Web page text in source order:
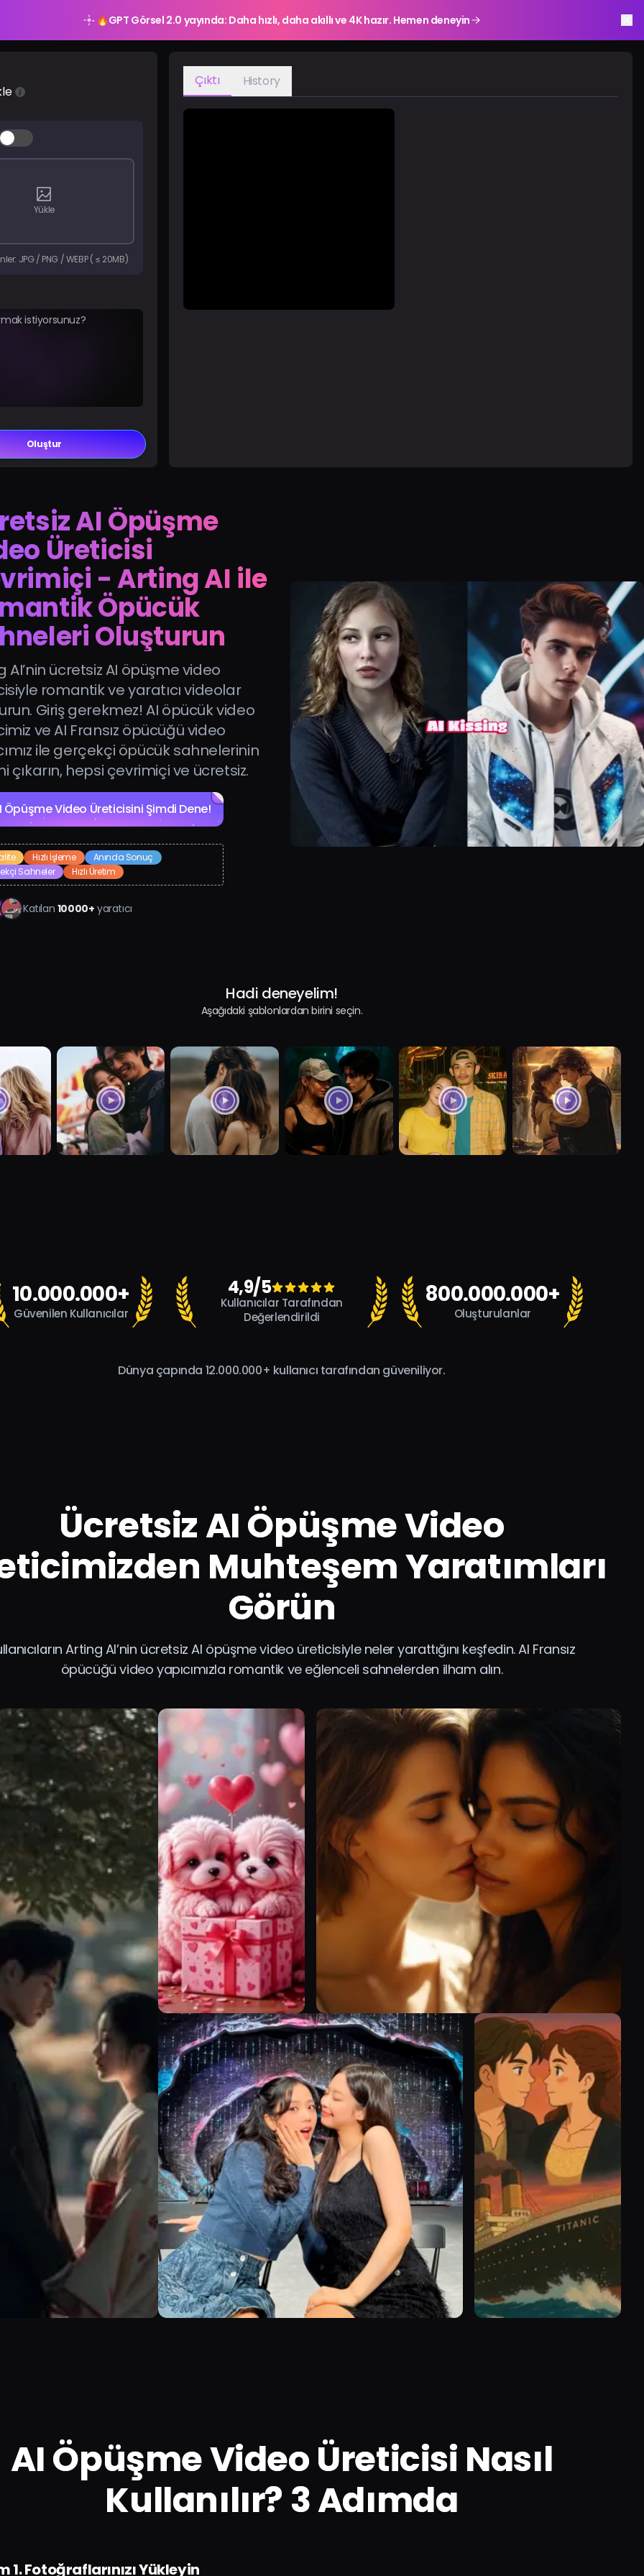
🔥GPT Görsel 2.0 yayında: Daha hızlı, daha akıllı ve 4K hazır. Hemen deneyin
Yükle
JPG / PNG / WEBP ( ≤ 20MB)
Oluştur
Çıktı History
AI Öpüşme
Üreticisi
- Arting AI ile
Öpücük
Oluşturun
AI’nin ücretsiz AI öpüşme video
romantik ve yaratıcı videolar
Giriş gerekmez! AI öpücük video
ve AI Fransız öpücüğü video
ile gerçekçi öpücük sahnelerinin
çıkarın, hepsi çevrimiçi ve ücretsiz.
Öpüşme Video Üreticisini Şimdi Dene!
Hızlı İşleme
Anında Sonuç
Sahneler
Hızlı Üretim
Katılan 10000+ yaratıcı
Hadi deneyelim!
Aşağıdaki şablonlardan birini seçin.
10.000.000+
Güvenilen Kullanıcılar
4,9/5
Kullanıcılar Tarafından
Değerlendirildi
800.000.000+
Oluşturulanlar
Dünya çapında 12.000.000+ kullanıcı tarafından güveniliyor.
Ücretsiz AI Öpüşme Video
Muhteşem Yaratımları
Görün
Arting AI’nin ücretsiz AI öpüşme video üreticisiyle neler yarattığını keşfedin. AI Fransız
öpücüğü video yapıcımızla romantik ve eğlenceli sahnelerden ilham alın.
AI Öpüşme Video Üreticisi Nasıl
Kullanılır? 3 Adımda
1. Fotoğraflarınızı Yükleyin